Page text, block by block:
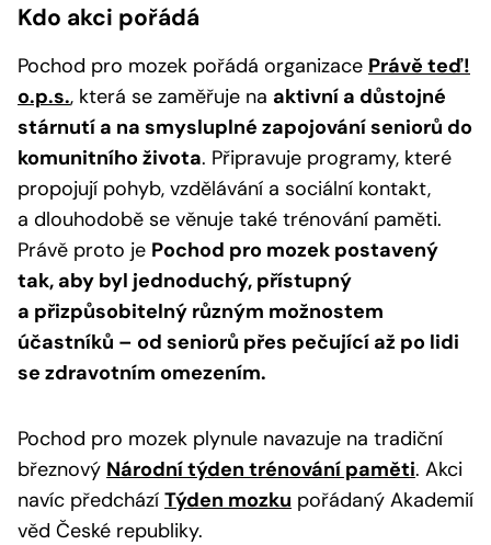
Kdo akci pořádá
Pochod pro mozek pořádá organizace Právě teď!
o.p.s., která se zaměřuje na aktivní a důstojné
stárnutí a na smysluplné zapojování seniorů do
komunitního života. Připravuje programy, které
propojují pohyb, vzdělávání a sociální kontakt,
a dlouhodobě se věnuje také trénování paměti.
Právě proto je Pochod pro mozek postavený
tak, aby byl jednoduchý, přístupný
a přizpůsobitelný různým možnostem
účastníků – od seniorů přes pečující až po lidi
se zdravotním omezením.
Pochod pro mozek plynule navazuje na tradiční
březnový Národní týden trénování paměti. Akci
navíc předchází Týden mozku pořádaný Akademií
věd České republiky.